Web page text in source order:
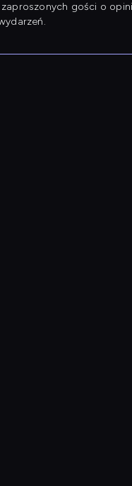
zaproszonych gości o